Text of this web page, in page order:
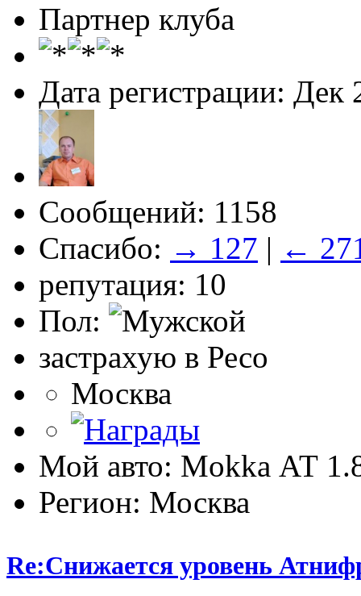
Партнер клуба
Дата регистрации: Дек
Сообщений: 1158
Спасибо: → 127 | ←
репутация: 10
Пол:
застрахую в Ресо
Москва
Мой авто: Mokka АТ
Регион: Москва
Re:Снижается уровень